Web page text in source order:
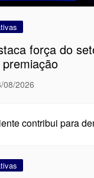
força do
08/2026